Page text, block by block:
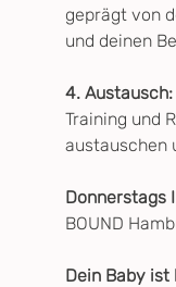
geprägt von
und deinen
4. Austausch:
Training und
austauschen
Donnerstags
BOUND
Dein Baby ist